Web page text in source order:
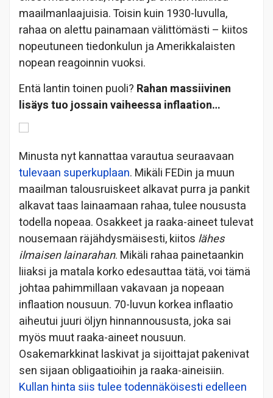
maailmanlaajuisia. Toisin kuin 1930-luvulla,
rahaa on alettu painamaan välittömästi – kiitos
nopeutuneen tiedonkulun ja Amerikkalaisten
nopean reagoinnin vuoksi.
Entä lantin toinen puoli? Rahan massiivinen
lisäys tuo jossain vaiheessa inflaation…
Minusta nyt kannattaa varautua seuraavaan
tulevaan superkuplaan. Mikäli FEDin ja muun
maailman talousruiskeet alkavat purra ja pankit
alkavat taas lainaamaan rahaa, tulee noususta
todella nopeaa. Osakkeet ja raaka-aineet tulevat
nousemaan räjähdysmäisesti, kiitos lähes
ilmaisen lainarahan. Mikäli rahaa painetaankin
liiaksi ja matala korko edesauttaa tätä, voi tämä
johtaa pahimmillaan vakavaan ja nopeaan
inflaation nousuun. 70-luvun korkea inflaatio
aiheutui juuri öljyn hinnannoususta, joka sai
myös muut raaka-aineet nousuun.
Osakemarkkinat laskivat ja sijoittajat pakenivat
sen sijaan obligaatioihin ja raaka-aineisiin.
Kullan hinta siis tulee todennäköisesti edelleen